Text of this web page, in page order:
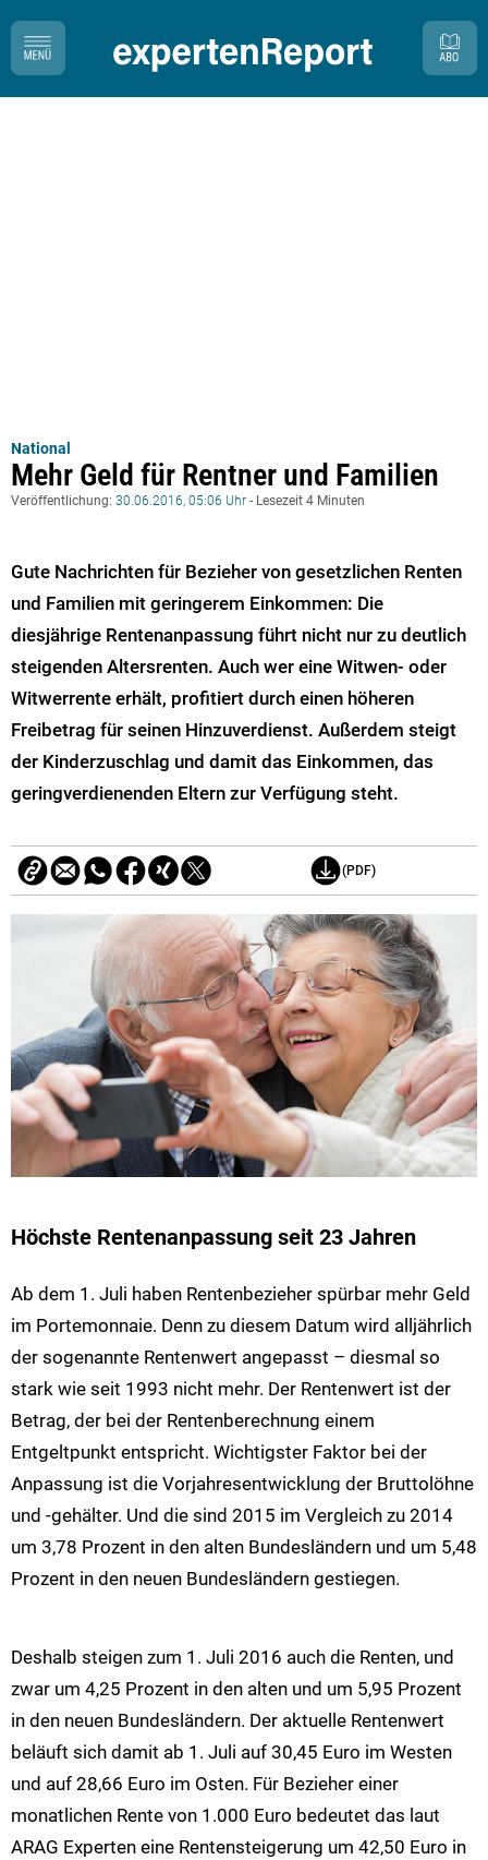
National
Mehr Geld für Rentner und Familien
Veröffentlichung: 30.06.2016, 05:06 Uhr - Lesezeit 4 Minuten
Gute Nachrichten für Bezieher von gesetzlichen Renten
und Familien mit geringerem Einkommen: Die
diesjährige Rentenanpassung führt nicht nur zu deutlich
steigenden Altersrenten. Auch wer eine Witwen- oder
Witwerrente erhält, profitiert durch einen höheren
Freibetrag für seinen Hinzuverdienst. Außerdem steigt
der Kinderzuschlag und damit das Einkommen, das
geringverdienenden Eltern zur Verfügung steht.
(PDF)
Höchste Rentenanpassung seit 23 Jahren
Ab dem 1. Juli haben Rentenbezieher spürbar mehr Geld
im Portemonnaie. Denn zu diesem Datum wird alljährlich
der sogenannte Rentenwert angepasst – diesmal so
stark wie seit 1993 nicht mehr. Der Rentenwert ist der
Betrag, der bei der Rentenberechnung einem
Entgeltpunkt entspricht. Wichtigster Faktor bei der
Anpassung ist die Vorjahresentwicklung der Bruttolöhne
und -gehälter. Und die sind 2015 im Vergleich zu 2014
um 3,78 Prozent in den alten Bundesländern und um 5,48
Prozent in den neuen Bundesländern gestiegen.
Deshalb steigen zum 1. Juli 2016 auch die Renten, und
zwar um 4,25 Prozent in den alten und um 5,95 Prozent
in den neuen Bundesländern. Der aktuelle Rentenwert
beläuft sich damit ab 1. Juli auf 30,45 Euro im Westen
und auf 28,66 Euro im Osten. Für Bezieher einer
monatlichen Rente von 1.000 Euro bedeutet das laut
ARAG Experten eine Rentensteigerung um 42,50 Euro in